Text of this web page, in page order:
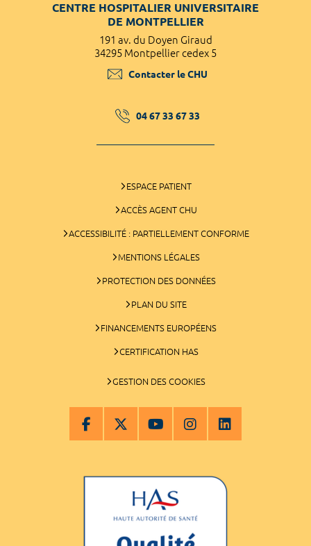
CENTRE HOSPITALIER UNIVERSITAIRE
DE MONTPELLIER
191 av. du Doyen Giraud
34295 Montpellier cedex 5
Contacter le CHU
04 67 33 67 33
ESPACE PATIENT
ACCÈS AGENT CHU
ACCESSIBILITÉ : PARTIELLEMENT CONFORME
MENTIONS LÉGALES
PROTECTION DES DONNÉES
PLAN DU SITE
FINANCEMENTS EUROPÉENS
CERTIFICATION HAS
GESTION DES COOKIES